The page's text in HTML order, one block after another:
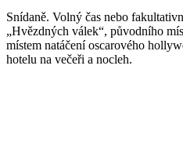
Snídaně. Volný čas nebo
„Hvězdných válek“, původního
místem natáčení oscarového
hotelu na večeři a nocleh.